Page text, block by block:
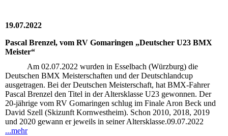
19.07.2022
Pascal Brenzel, vom RV Gomaringen „Deutscher U23 BMX
Meister“
Am 02.07.2022 wurden in Esselbach (Würzburg) die
Deutschen BMX Meisterschaften und der Deutschlandcup
ausgetragen. Bei der Deutschen Meisterschaft, hat BMX-Fahrer
Pascal Brenzel den Titel in der Altersklasse U23 gewonnen. Der
20-jährige vom RV Gomaringen schlug im Finale Aron Beck und
David Szell (Skizunft Kornwestheim). Schon 2010, 2018, 2019
und 2020 gewann er jeweils in seiner Altersklasse.09.07.2022
...mehr